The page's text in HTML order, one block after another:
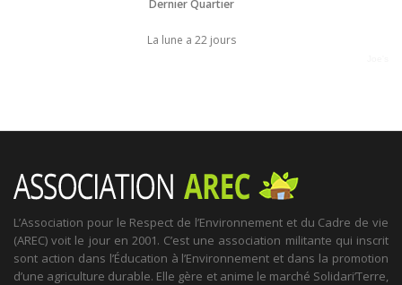
Dernier Quartier
La lune a 22 jours
L’Association pour le Respect de l’Environnement et du Cadre de vie
(AREC) voit le jour en 2001. C’est une association militante qui inscrit
sont action dans l’Éducation à l’Environnement et dans la promotion
d’une agriculture durable. Elle gère et anime le marché Solidari’Terre,